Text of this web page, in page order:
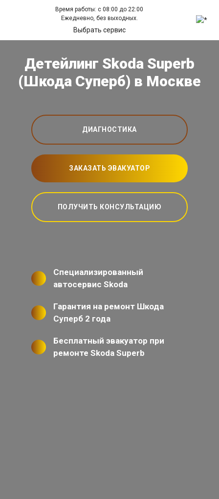
Время работы: с 08:00 до 22:00
Ежедневно, без выходных.
Выбрать сервис
Детейлинг Skoda Superb
(Шкода Суперб) в Москве
ДИАГНОСТИКА
ЗАКАЗАТЬ ЭВАКУАТОР
ПОЛУЧИТЬ КОНСУЛЬТАЦИЮ
Специализированный
автосервис Skoda
Гарантия на ремонт Шкода
Суперб 2 года
Бесплатный эвакуатор при
ремонте Skoda Superb